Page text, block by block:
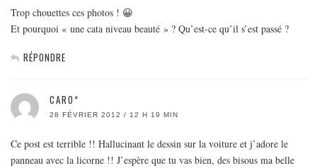
Trop chouettes ces photos ! 😀
Et pourquoi « une cata niveau beauté » ? Qu’est-ce qu’il s’est passé ?
RÉPONDRE
CARO*
28 FÉVRIER 2012 / 12 H 19 MIN
Ce post est terrible !! Hallucinant le dessin sur la voiture et j’adore le
panneau avec la licorne !! J’espère que tu vas bien, des bisous ma belle